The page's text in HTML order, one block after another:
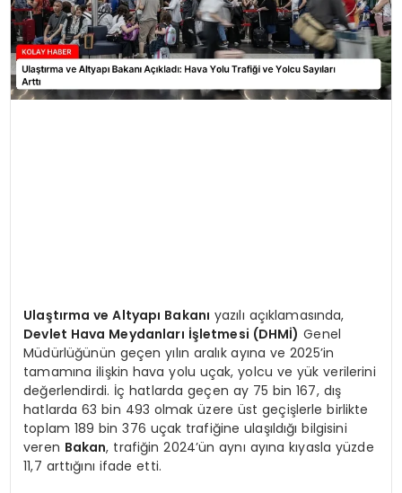
Ulaştırma ve Altyapı Bakanı yazılı açıklamasında,
Devlet Hava Meydanları İşletmesi (DHMİ) Genel
Müdürlüğünün geçen yılın aralık ayına ve 2025’in
tamamına ilişkin hava yolu uçak, yolcu ve yük verilerini
değerlendirdi. İç hatlarda geçen ay 75 bin 167, dış
hatlarda 63 bin 493 olmak üzere üst geçişlerle birlikte
toplam 189 bin 376 uçak trafiğine ulaşıldığı bilgisini
veren Bakan, trafiğin 2024’ün aynı ayına kıyasla yüzde
11,7 arttığını ifade etti.